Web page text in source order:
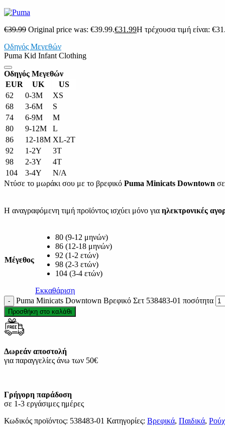
€39.99 Original price was: €39.99.€31.99Η τρέχουσα τιμή είναι:
Οδηγός Μεγεθών
Puma Kid Infant Clothing
Οδηγός Μεγεθών
EUR
UK
US
62
0-3M
XS
68
3-6M
S
74
6-9M
M
80
9-12M
L
86
12-18M XL-2T
92
1-2Y
3T
98
2-3Y
4T
104
3-4Y
N/A
Ντύσε το μωράκι σου με το βρεφικό Puma Minicats Downtown
Η αναγραφόμενη τιμή προϊόντος ισχύει μόνο για ηλεκτρονικές
Μέγεθος
80 (9-12 μηνών)
86 (12-18 μηνών)
92 (1-2 ετών)
98 (2-3 ετών)
104 (3-4 ετών)
Εκκαθάριση
Puma Minicats Downtown Βρεφικό Σετ 538483-01 ποσότητα
Προσθήκη στο καλάθι
Δωρεάν αποστολή
για παραγγελίες άνω των 50€
Γρήγορη παράδοση
σε 1-3 εργάσιμες ημέρες
Κωδικός προϊόντος: 538483-01 Κατηγορίες: Βρεφικά, Παιδικά,